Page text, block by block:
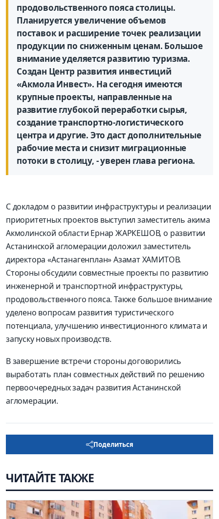
продовольственного пояса столицы.
Планируется увеличение объемов
поставок и расширение точек реализации
продукции по сниженным ценам. Большое
внимание уделяется развитию туризма.
Создан Центр развития инвестиций
«Акмола Инвест». На сегодня имеются
крупные проекты, направленные на
развитие глубокой переработки сырья,
создание транспортно-логистического
центра и другие. Это даст дополнительные
рабочие места и снизит миграционные
потоки в столицу, - уверен глава региона.
С докладом о развитии инфраструктуры и реализации
приоритетных проектов выступил заместитель акима
Акмолинской области Ернар ЖАРКЕШОВ, о развитии
Астанинской агломерации доложил заместитель
директора «Астанагенплан» Азамат ХАМИТОВ.
Стороны обсудили совместные проекты по развитию
инженерной и транспортной инфраструктуры,
продовольственного пояса. Также большое внимание
уделено вопросам развития туристического
потенциала, улучшению инвестиционного климата и
запуску новых производств.
В завершение встречи стороны договорились
выработать план совместных действий по решению
первоочередных задач развития Астанинской
агломерации.
Поделиться
ЧИТАЙТЕ ТАКЖЕ